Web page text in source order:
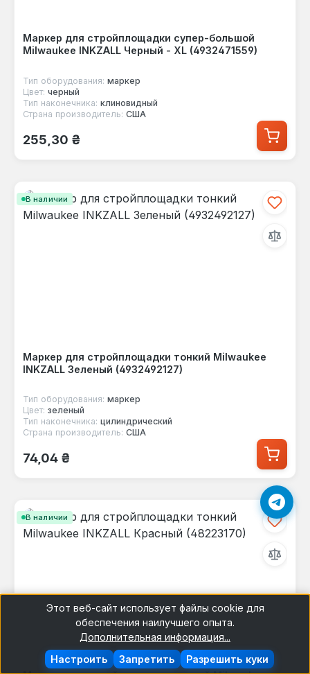
Маркер для стройплощадки супер-большой
Milwaukee INKZALL Черный - XL (4932471559)
Тип оборудования: маркер
Цвет: черный
Тип наконечника: клиновидный
Страна производитель: США
Обычная цена:
255,30 ₴
В наличии
Маркер для стройплощадки тонкий Milwaukee
INKZALL Зеленый (4932492127)
Тип оборудования: маркер
Цвет: зеленый
Тип наконечника: цилиндрический
Страна производитель: США
Обычная цена:
74,04 ₴
В наличии
Этот веб-сайт использует файлы cookie для
обеспечения наилучшего опыта.
Дополнительная информация...
Запретить
Настроить Разрешить куки